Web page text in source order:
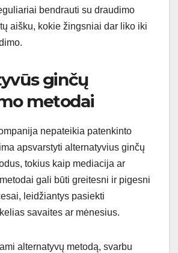
bendrauti su draudimo
aišku, kokie žingsniai dar liko iki
ginčų
metodai
nepateikia patenkinto
apsvarstyti alternatyvius ginčų
tokius kaip mediacija ar
gali būti greitesni ir pigesni
leidžiantys pasiekti
savaites ar mėnesius.
alternatyvų metodą, svarbu